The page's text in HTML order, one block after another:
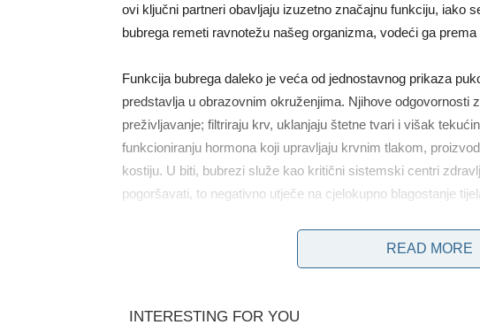
ovi ključni partneri obavljaju izuzetno značajnu funkciju, iako
bubrega remeti ravnotežu našeg organizma, vodeći ga
Funkcija bubrega daleko je veća od jednostavnog prikaza
predstavlja u obrazovnim okruženjima. Njihove odgovornosti
preživljavanje; filtriraju krv, uklanjaju štetne tvari i višak
funkcioniranju hormona koji upravljaju krvnim tlakom,
kostiju. U biti, bubrezi služe kao kritični sistemski centri
pogoršavati, to negativno utječe na cjelokupno blagostanje
Značajna prijetnja koju predstavlja bolest bubrega leži u
stanje često napreduje bez uzroka boli ili jasnih simptoma
njihovim tijelima.
READ MORE